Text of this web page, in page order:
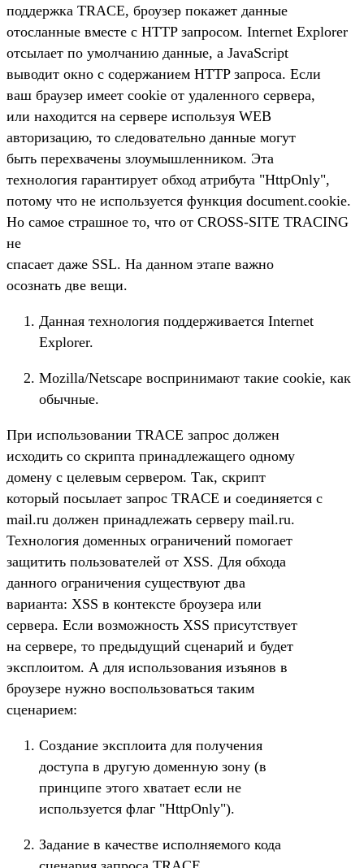
поддержка TRACE, броузер покажет данные
отосланные вместе с HTTP запросом. Internet Explorer
отсылает по умолчанию данные, а JavaScript
выводит окно с содержанием HTTP запроса. Если
ваш браузер имеет cookie от удаленного сервера,
или находится на сервере используя WEB
авторизацию, то следовательно данные могут
быть перехвачены злоумышленником. Эта
технология гарантирует обход атрибута "HttpOnly",
потому что не используется функция document.cookie.
Но самое страшное то, что от CROSS-SITE TRACING
не
спасает даже SSL. На данном этапе важно
осознать две вещи.
Данная технология поддерживается Internet
Explorer.
Mozilla/Netscape воспринимают такие cookie, как
обычные.
При использовании TRACE запрос должен
исходить со скрипта принадлежащего одному
домену с целевым сервером. Так, скрипт
который посылает запрос TRACE и соединяется с
mail.ru должен принадлежать серверу mail.ru.
Технология доменных ограничений помогает
защитить пользователей от XSS. Для обхода
данного ограничения существуют два
варианта: XSS в контексте броузера или
сервера. Если возможность XSS присутствует
на сервере, то предыдущий сценарий и будет
эксплоитом. А для использования изъянов в
броузере нужно воспользоваться таким
сценарием:
Создание эксплоита для получения
доступа в другую доменную зону (в
принципе этого хватает если не
используется флаг "НttpOnly").
Задание в качестве исполняемого кода